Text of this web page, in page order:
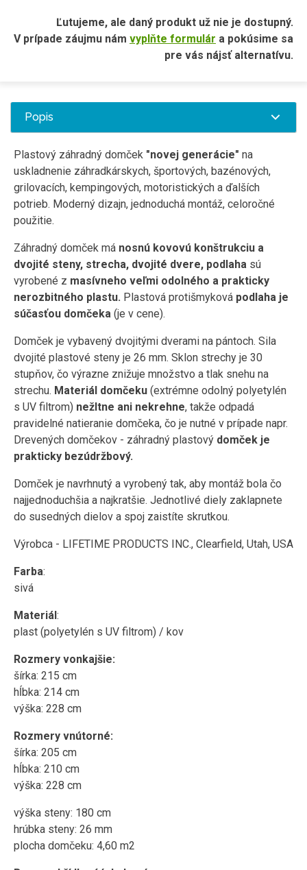
Ľutujeme, ale daný produkt už nie je dostupný.
V prípade záujmu nám vyplňte formulár a pokúsime sa
pre vás nájsť alternatívu.
Popis
Plastový záhradný domček "novej generácie" na
uskladnenie záhradkárskych, športových, bazénových,
grilovacích, kempingových, motoristických a ďalších
potrieb. Moderný dizajn, jednoduchá montáž, celoročné
použitie.
Záhradný domček má nosnú kovovú konštrukciu a
dvojité steny, strecha, dvojité dvere, podlaha sú
vyrobené z masívneho veľmi odolného a prakticky
nerozbitného plastu. Plastová protišmyková podlaha je
súčasťou domčeka (je v cene).
Domček je vybavený dvojitými dverami na pántoch. Sila
dvojité plastové steny je 26 mm. Sklon strechy je 30
stupňov, čo výrazne znižuje množstvo a tlak snehu na
strechu. Materiál domčeku (extrémne odolný polyetylén
s UV filtrom) nežltne ani nekrehne, takže odpadá
pravidelné natieranie domčeka, čo je nutné v prípade napr.
Drevených domčekov - záhradný plastový domček je
prakticky bezúdržbový.
Domček je navrhnutý a vyrobený tak, aby montáž bola čo
najjednoduchšia a najkratšie. Jednotlivé diely zaklapnete
do susedných dielov a spoj zaistíte skrutkou.
Výrobca - LIFETIME PRODUCTS INC., Clearfield, Utah, USA
Farba:
sivá
Materiál:
plast (polyetylén s UV filtrom) / kov
Rozmery vonkajšie:
šírka: 215 cm
hĺbka: 214 cm
výška: 228 cm
Rozmery vnútorné:
šírka: 205 cm
hĺbka: 210 cm
výška: 228 cm
výška steny: 180 cm
hrúbka steny: 26 mm
plocha domčeku: 4,60 m2